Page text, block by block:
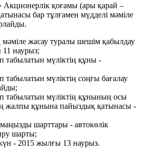
қоғамы (ары қарай –
бар тұлғамен мүдделі мәміле
жасау туралы шешім қабылдау
наурыз;
табылатын мүліктің құны -
табылатын мүліктің соңғы бағалау
табылатын мүліктің құнының осы
жалпы құнына пайыздық қатынасы -
маңызды шарттары - автокөлік
шарты;
- 2015 жылғы 13 наурыз.